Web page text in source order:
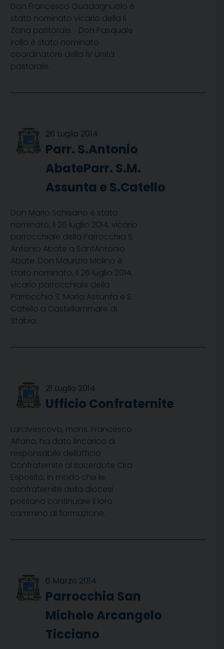
Don Francesco Guadagnuolo è
stato nominato vicario della II
Zona pastorale. Don Pasquale
Irolla è stato nominato
coordinatore della IV Unità
pastorale.
26 Luglio 2014
Parr. S.Antonio
AbateParr. S.M.
Assunta e S.Catello
Don Mario Schisano è stato
nominato, il 26 luglio 2014, vicario
parrocchiale della Parrocchia S.
Antonio Abate a SantAntonio
Abate. Don Maurizio Molino è
stato nominato, il 26 luglio 2014,
vicario parrocchiale della
Parrocchia S. Maria Assunta e S.
Catello a Castellammare di
Stabia.
21 Luglio 2014
Ufficio Confraternite
Larcivescovo, mons. Francesco
Alfano, ha dato lincarico di
responsabile dellUfficio
Confraternite al sacerdote Ciro
Esposito, in modo che le
confraternite della diocesi
possano continuare il loro
cammino di formazione.
6 Marzo 2014
Parrocchia San
Michele Arcangelo
Ticciano